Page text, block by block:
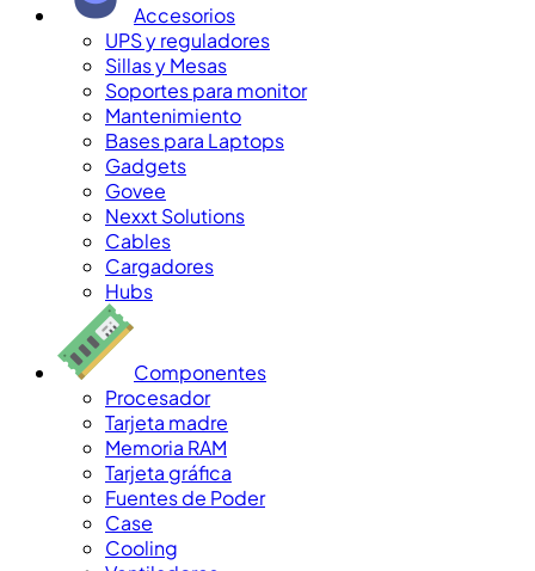
Accesorios
UPS y reguladores
Sillas y Mesas
Soportes para monitor
Mantenimiento
Bases para Laptops
Gadgets
Govee
Nexxt Solutions
Cables
Cargadores
Hubs
Componentes
Procesador
Tarjeta madre
Memoria RAM
Tarjeta gráfica
Fuentes de Poder
Case
Cooling